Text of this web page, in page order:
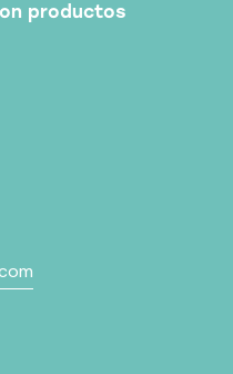
productos